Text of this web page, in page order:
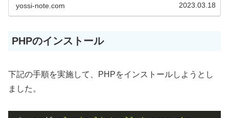
yossi-note.com 2023.03.18
PHPのインストール
下記の手順を実施して、PHPをインストールしようとし
ました。